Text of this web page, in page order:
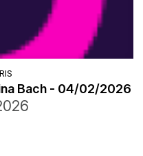
Bach - 04/02/2026